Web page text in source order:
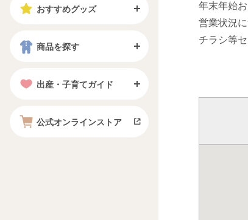
おすすめグッズ
商品を探す
出産・子育てガイド
公式オンラインストア
年末年始
営業状況
チラシ等